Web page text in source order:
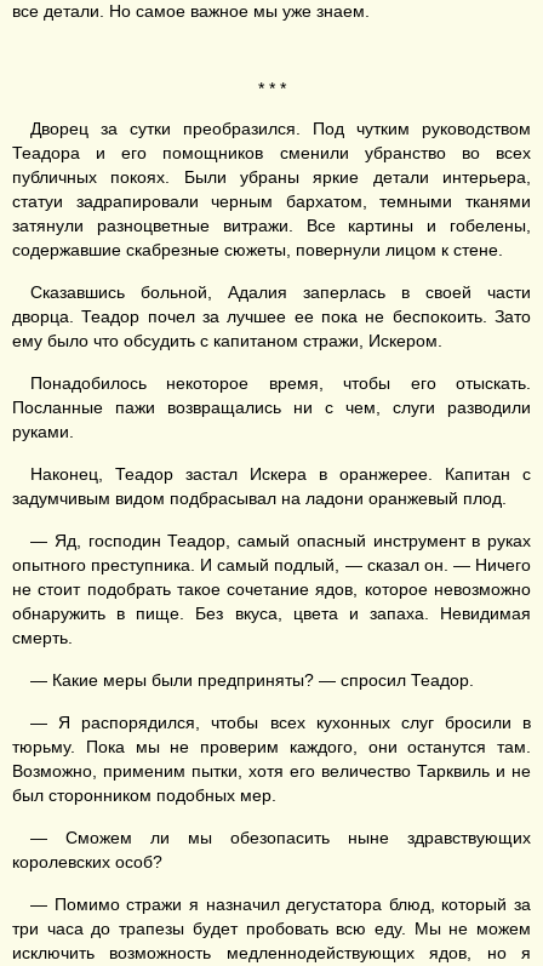
все детали. Но самое важное мы уже знаем.
* * *
Дворец за сутки преобразился. Под чутким руководством
Теадора и его помощников сменили убранство во всех
публичных покоях. Были убраны яркие детали интерьера,
статуи задрапировали черным бархатом, темными тканями
затянули разноцветные витражи. Все картины и гобелены,
содержавшие скабрезные сюжеты, повернули лицом к стене.
Сказавшись больной, Адалия заперлась в своей части
дворца. Теадор почел за лучшее ее пока не беспокоить. Зато
ему было что обсудить с капитаном стражи, Искером.
Понадобилось некоторое время, чтобы его отыскать.
Посланные пажи возвращались ни с чем, слуги разводили
руками.
Наконец, Теадор застал Искера в оранжерее. Капитан с
задумчивым видом подбрасывал на ладони оранжевый плод.
— Яд, господин Теадор, самый опасный инструмент в руках
опытного преступника. И самый подлый, — сказал он. — Ничего
не стоит подобрать такое сочетание ядов, которое невозможно
обнаружить в пище. Без вкуса, цвета и запаха. Невидимая
смерть.
— Какие меры были предприняты? — спросил Теадор.
— Я распорядился, чтобы всех кухонных слуг бросили в
тюрьму. Пока мы не проверим каждого, они останутся там.
Возможно, применим пытки, хотя его величество Тарквиль и не
был сторонником подобных мер.
— Сможем ли мы обезопасить ныне здравствующих
королевских особ?
— Помимо стражи я назначил дегустатора блюд, который за
три часа до трапезы будет пробовать всю еду. Мы не можем
исключить возможность медленнодействующих ядов, но я